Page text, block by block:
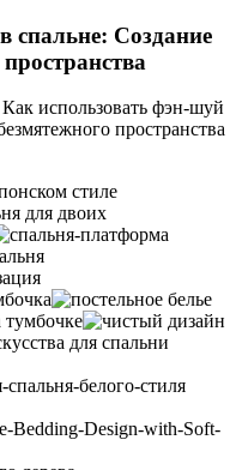
спальне: Создание
Как использовать фэн-шуй
пространства